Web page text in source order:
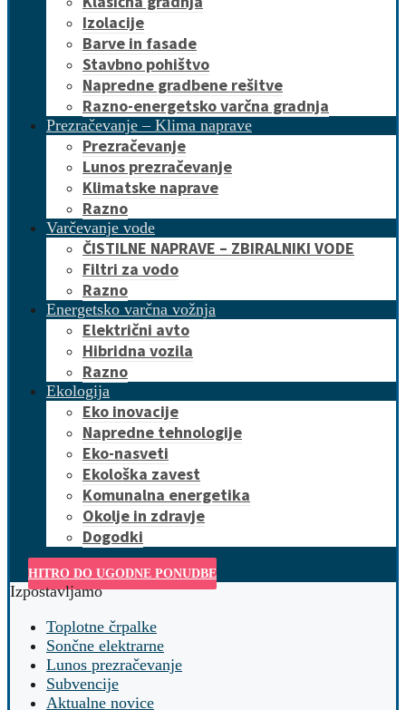
Izolacije
Barve in fasade
Stavbno pohištvo
Napredne gradbene rešitve
Razno-energetsko varčna gradnja
Prezračevanje – Klima naprave
Prezračevanje
Lunos prezračevanje
Klimatske naprave
Razno
Varčevanje vode
ČISTILNE NAPRAVE – ZBIRALNIKI VODE
Filtri za vodo
Razno
Energetsko varčna vožnja
Električni avto
Hibridna vozila
Razno
Ekologija
Eko inovacije
Napredne tehnologije
Eko-nasveti
Ekološka zavest
Komunalna energetika
Okolje in zdravje
Dogodki
HITRO DO UGODNE PONUDBE
Izpostavljamo
Toplotne črpalke
Sončne elektrarne
Lunos prezračevanje
Subvencije
Aktualne novice